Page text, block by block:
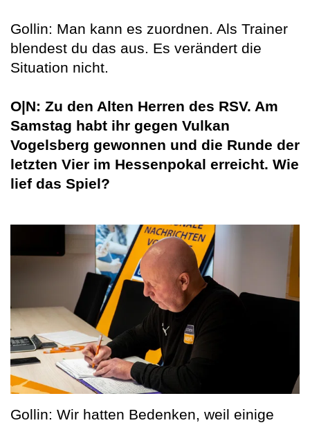
Gollin: Man kann es zuordnen. Als Trainer
blendest du das aus. Es verändert die
Situation nicht.
O|N: Zu den Alten Herren des RSV. Am
Samstag habt ihr gegen Vulkan
Vogelsberg gewonnen und die Runde der
letzten Vier im Hessenpokal erreicht. Wie
lief das Spiel?
Gollin: Wir hatten Bedenken, weil einige